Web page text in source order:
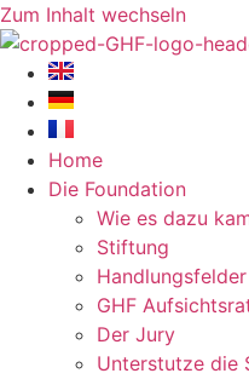
Zum Inhalt wechseln
Home
Die Foundation
Wie es dazu
Stiftung
Handlungsfelder
GHF
Der Jury
Unterstutze die